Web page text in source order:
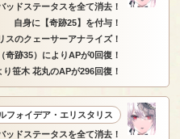
ドステータスを全て消去！
自身に【奇跡25】を付与！
スのクェーサーアナライズ！
奇跡35）によりAPが0回復！
笹木 花丸のAPが296回復！
フォイデア・エリスタリス
ドステータスを全て消去！